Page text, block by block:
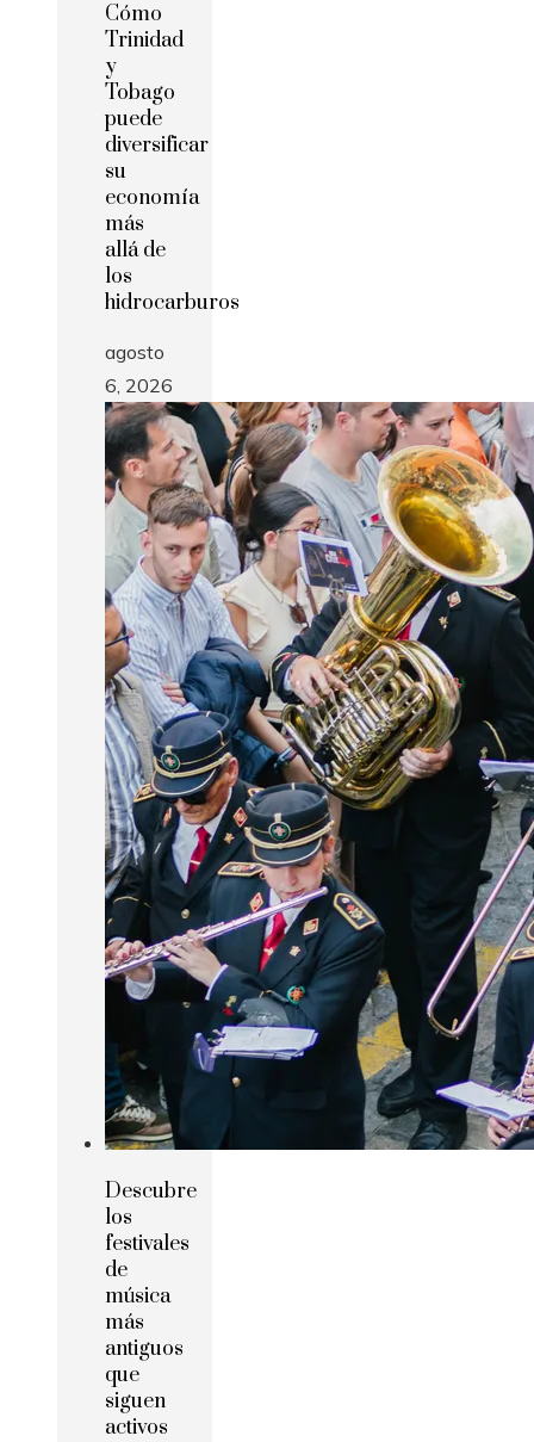
Cómo
Trinidad
y
Tobago
puede
diversificar
su
economía
más
allá de
los
hidrocarburos
agosto
6, 2026
Descubre
los
festivales
de
música
más
antiguos
que
siguen
activos